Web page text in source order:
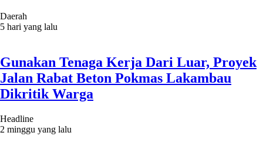
Daerah
5 hari yang lalu
Gunakan Tenaga Kerja Dari Luar, Proyek
Jalan Rabat Beton Pokmas Lakambau
Dikritik Warga
Headline
2 minggu yang lalu